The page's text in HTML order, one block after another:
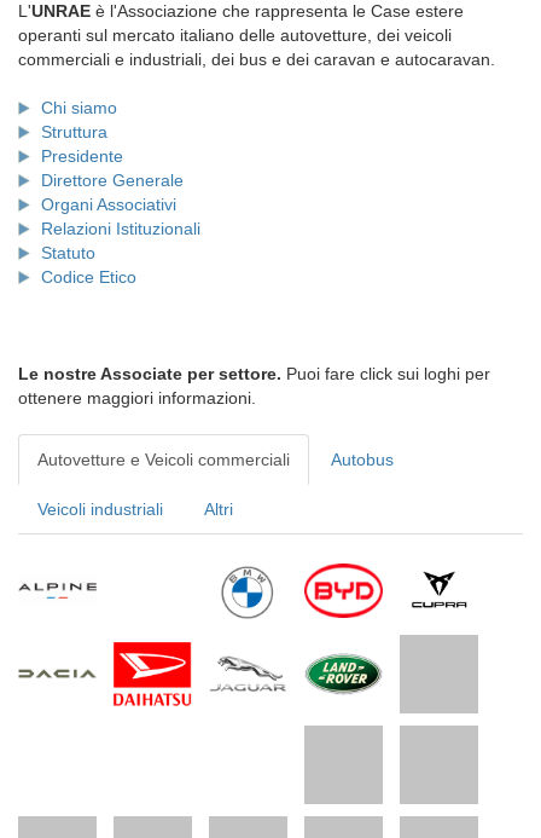
L'UNRAE è l'Associazione che rappresenta le Case estere
operanti sul mercato italiano delle autovetture, dei veicoli
commerciali e industriali, dei bus e dei caravan e autocaravan.
Chi siamo
Struttura
Presidente
Direttore Generale
Organi Associativi
Relazioni Istituzionali
Statuto
Codice Etico
Le nostre Associate per settore. Puoi fare click sui loghi per
ottenere maggiori informazioni.
Autovetture e Veicoli commerciali Autobus
Veicoli industriali Altri